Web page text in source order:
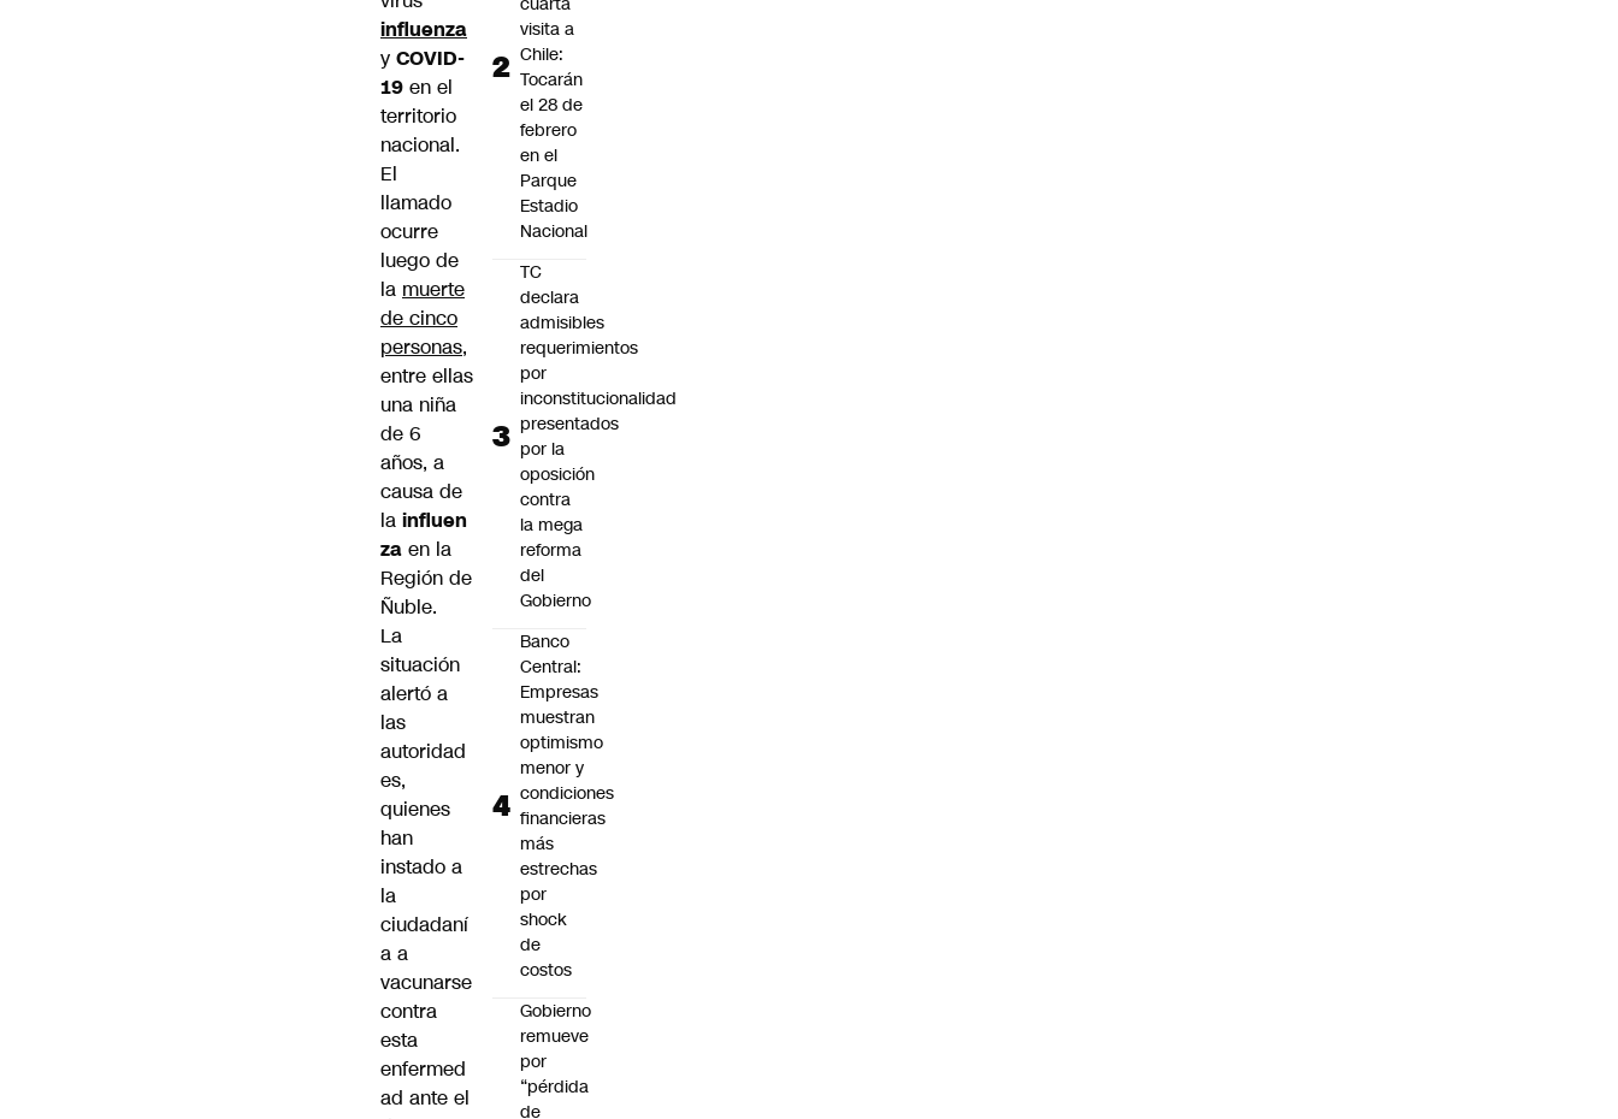
influenza
y COVID-
19 en el
territorio
nacional.
El
llamado
ocurre
luego de
la muerte
de cinco
personas,
entre ellas
una niña
de 6
años, a
causa de
la influen
za en la
Región de
Ñuble.
La
situación
alertó a
las
autoridad
es,
quienes
han
instado a
la
ciudadaní
a a
vacunarse
contra
esta
enfermed
ad ante el
visita a
Chile:
Tocarán
el 28 de
febrero
en el
Parque
Estadio
Nacional
TC
declara
admisibles
requerimientos
por
inconstitucionalidad
presentados
por la
oposición
contra
la mega
reforma
del
Gobierno
Banco
Central:
Empresas
muestran
optimismo
menor y
condiciones
financieras
más
estrechas
por
shock
de
costos
Gobierno
remueve
por
“pérdida
de